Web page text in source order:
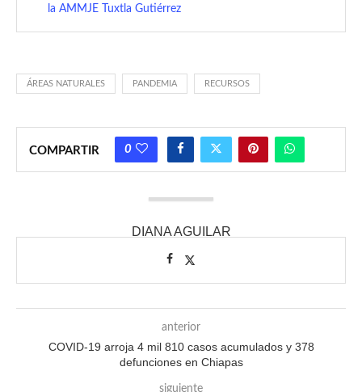
la AMMJE Tuxtla Gutiérrez
ÁREAS NATURALES PANDEMIA RECURSOS
COMPARTIR 0
DIANA AGUILAR
anterior
COVID-19 arroja 4 mil 810 casos acumulados y 378
defunciones en Chiapas
siguiente